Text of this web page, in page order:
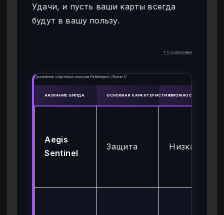
Удачи, и пусть ваши карты всегда
будут в вашу пользу.
↑ К содержанию
Сравнение стартовых классов Fatekeeper (Биом 1)
НАЗВАНИЕ БИЛДА ОСНОВНАЯ ХАРАКТЕРИСТИКАСЛОЖНОСТЬ
Aegis
Sentinel
Защита Низкая